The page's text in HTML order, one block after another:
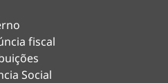
fiscal
Social